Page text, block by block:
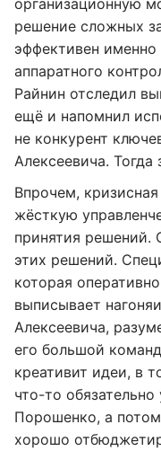
организационную
решение сложных
эффективен именно
аппаратного
Райнин отследил
ещё и напомнил
не конкурент
Алексеевича. Тогда
Впрочем,
жёсткую
принятия решений.
этих решений.
которая
выписывает
Алексеевича,
его большой
креативит идеи, в
что-то
Порошенко, а
хорошо